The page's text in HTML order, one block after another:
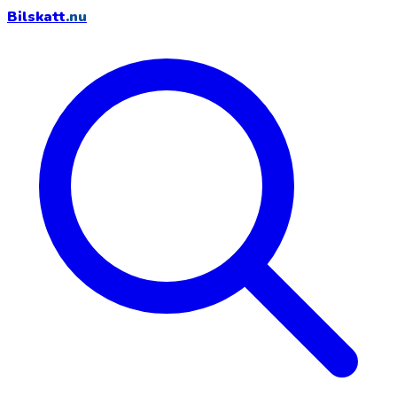
Bilskatt.nu